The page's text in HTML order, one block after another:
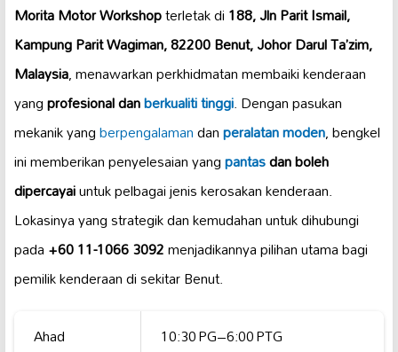
Morita Motor Workshopterletak di188, Jln Parit Ismail,
Kampung Parit Wagiman, 82200 Benut, Johor Darul Ta’zim,
Malaysia, menawarkan perkhidmatan membaiki kenderaan
yangprofesional danberkualiti tinggi. Dengan pasukan
mekanik yangberpengalamandanperalatan moden, bengkel
ini memberikan penyelesaian yangpantasdan boleh
dipercayaiuntuk pelbagai jenis kerosakan kenderaan.
Lokasinya yang strategik dan kemudahan untuk dihubungi
pada+60 11-1066 3092menjadikannya pilihan utama bagi
pemilik kenderaan di sekitar Benut.
Ahad
10:30 PG–6:00 PTG